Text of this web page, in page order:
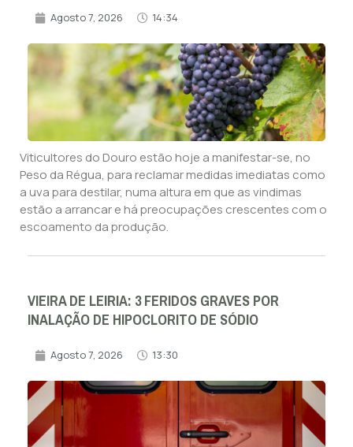
Agosto 7, 2026 14:34
Viticultores do Douro estão hoje a manifestar-se, no
Peso da Régua, para reclamar medidas imediatas como
a uva para destilar, numa altura em que as vindimas
estão a arrancar e há preocupações crescentes com o
escoamento da produção.
VIEIRA DE LEIRIA: 3 FERIDOS GRAVES POR
INALAÇÃO DE HIPOCLORITO DE SÓDIO
Agosto 7, 2026 13:30